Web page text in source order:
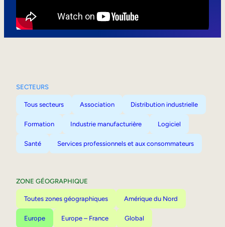
SECTEURS
Tous secteurs Association Distribution industrielle
Formation Industrie manufacturière Logiciel
Santé Services professionnels et aux consommateurs
ZONE GÉOGRAPHIQUE
Toutes zones géographiques Amérique du Nord
Europe Europe – France Global